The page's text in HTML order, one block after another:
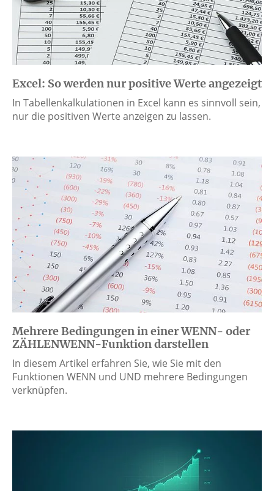
Excel: So werden nur positive Werte angezeigt
In Tabellenkalkulationen in Excel kann es sinnvoll sein,
nur die positiven Werte anzeigen zu lassen.
Mehrere Bedingungen in einer WENN- oder
ZÄHLENWENN-Funktion darstellen
In diesem Artikel erfahren Sie, wie Sie mit den
Funktionen WENN und UND mehrere Bedingungen
verknüpfen.